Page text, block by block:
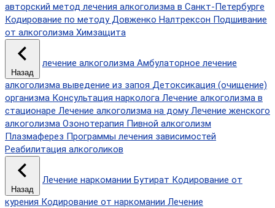
авторский метод лечения алкоголизма в Санкт‑Петербурге
Кодирование по методу Довженко Налтрексон Подшивание
от алкоголизма Химзащита
Назад
лечение алкоголизма Амбулаторное лечение
алкоголизма выведение из запоя Детоксикация (очищение)
организма Консультация нарколога Лечение алкоголизма в
стационаре Лечение алкоголизма на дому Лечение женского
алкоголизма Озонотерапия Пивной алкоголизм
Плазмаферез Программы лечения зависимостей
Реабилитация алкоголиков
Назад
Лечение наркомании Бутират Кодирование от
курения Кодирование от наркомании Лечение